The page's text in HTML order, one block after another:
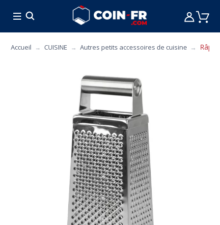
CUISINE MOBILIER
Accueil CUISINE Autres petits accessoires de cuisine Râpe